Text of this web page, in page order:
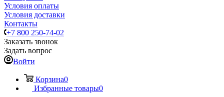
Условия оплаты
Условия доставки
Контакты
+7 800 250-74-02
Заказать звонок
Задать вопрос
Войти
Корзина0
Избранные товары0